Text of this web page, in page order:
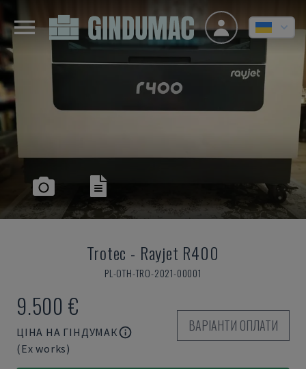
Trotec - Rayjet R400
PL-OTH-TRO-2021-00001
9.500 €
ЦІНА НА ГІНДУМАК
(Ex works)
ВАРІАНТИ ОПЛАТИ